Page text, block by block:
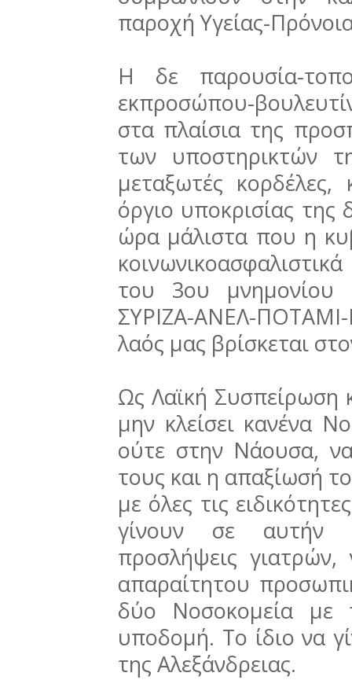
παροχή Υγείας-
Η δε παρουσία-
εκπροσώπου-
στα πλαίσια της
των υποστηρικτών
μεταξωτές κορδέλες,
όργιο υποκρισίας
ώρα μάλιστα που η
του 3ου
ΣΥΡΙΖΑ-ΑΝΕΛ-
λαός μας βρίσκεται
Ως Λαϊκή Συσπείρωση
μην κλείσει κανένα
ούτε στην Νάουσα,
τους και η απαξίωσή
με όλες τις
γίνουν σε αυτήν
προσλήψεις
απαραίτητου
δύο Νοσοκομεία με
υποδομή. Το ίδιο να
της Αλεξάνδρειας.